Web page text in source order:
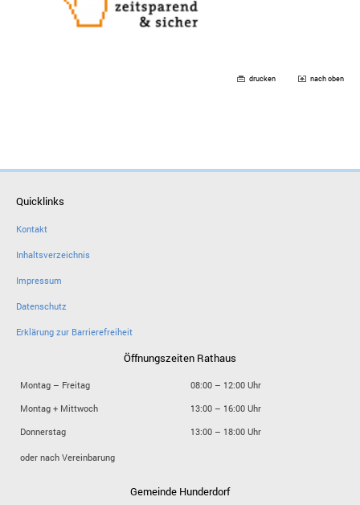
drucken nach oben
Quicklinks
Kontakt
Inhaltsverzeichnis
Impressum
Datenschutz
Erklärung zur Barrierefreiheit
Öffnungszeiten Rathaus
Montag – Freitag
08:00 – 12:00 Uhr
Montag + Mittwoch
13:00 – 16:00 Uhr
Donnerstag
13:00 – 18:00 Uhr
oder nach Vereinbarung
Gemeinde Hunderdorf